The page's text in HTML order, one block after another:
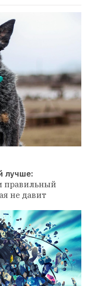
лучше:
правильный
не давит